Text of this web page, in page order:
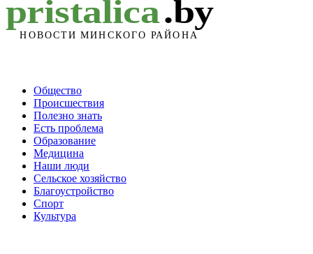
Общество
Происшествия
Полезно знать
Есть проблема
Образование
Медицина
Наши люди
Сельское хозяйство
Благоустройство
Спорт
Культура